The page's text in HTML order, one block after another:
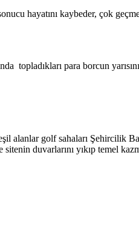
hayatını kaybeder, çok
topladıkları para borcun
alanlar golf sahaları Şehircilik
duvarlarını yıkıp temel